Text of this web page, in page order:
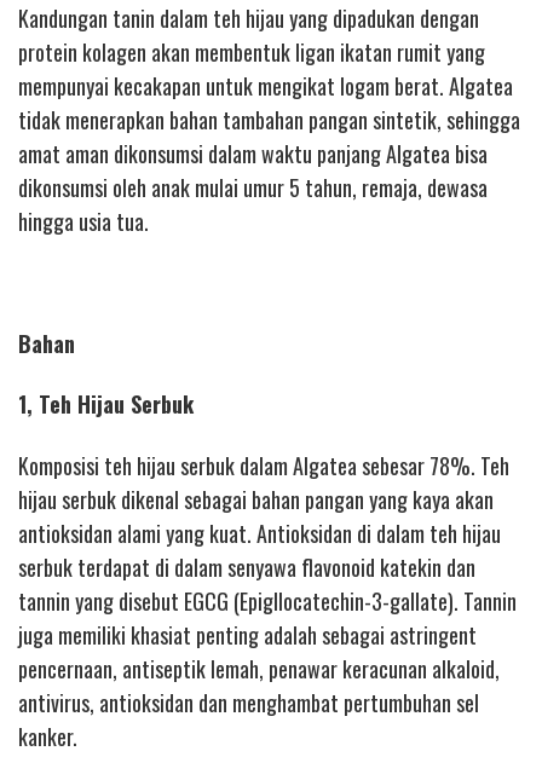
Kandungan tanin dalam teh hijau yang dipadukan dengan
protein kolagen akan membentuk ligan ikatan rumit yang
mempunyai kecakapan untuk mengikat logam berat. Algatea
tidak menerapkan bahan tambahan pangan sintetik, sehingga
amat aman dikonsumsi dalam waktu panjang Algatea bisa
dikonsumsi oleh anak mulai umur 5 tahun, remaja, dewasa
hingga usia tua.
Bahan
1, Teh Hijau Serbuk
Komposisi teh hijau serbuk dalam Algatea sebesar 78%. Teh
hijau serbuk dikenal sebagai bahan pangan yang kaya akan
antioksidan alami yang kuat. Antioksidan di dalam teh hijau
serbuk terdapat di dalam senyawa flavonoid katekin dan
tannin yang disebut EGCG (Epigllocatechin-3-gallate). Tannin
juga memiliki khasiat penting adalah sebagai astringent
pencernaan, antiseptik lemah, penawar keracunan alkaloid,
antivirus, antioksidan dan menghambat pertumbuhan sel
kanker.